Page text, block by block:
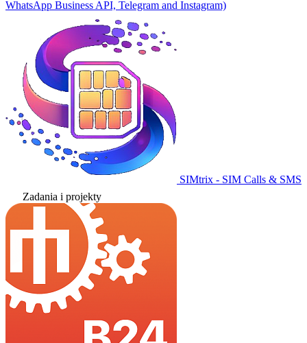
WhatsApp Business API, Telegram and Instagram)
SIMtrix - SIM Calls & SMS
Zadania i projekty